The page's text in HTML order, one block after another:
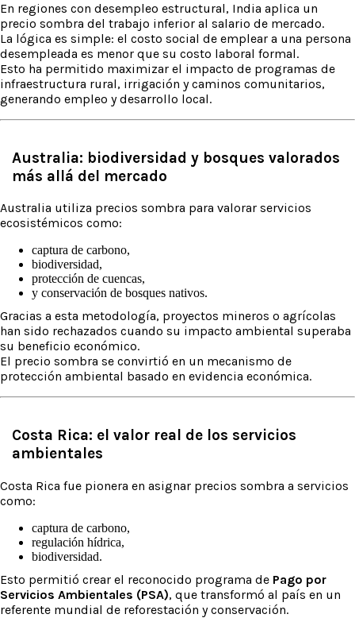
En regiones con desempleo estructural, India aplica un
precio sombra del trabajo inferior al salario de mercado.
La lógica es simple: el costo social de emplear a una persona
desempleada es menor que su costo laboral formal.
Esto ha permitido maximizar el impacto de programas de
infraestructura rural, irrigación y caminos comunitarios,
generando empleo y desarrollo local.
Australia: biodiversidad y bosques valorados
más allá del mercado
Australia utiliza precios sombra para valorar servicios
ecosistémicos como:
captura de carbono,
biodiversidad,
protección de cuencas,
y conservación de bosques nativos.
Gracias a esta metodología, proyectos mineros o agrícolas
han sido rechazados cuando su impacto ambiental superaba
su beneficio económico.
El precio sombra se convirtió en un mecanismo de
protección ambiental basado en evidencia económica.
Costa Rica: el valor real de los servicios
ambientales
Costa Rica fue pionera en asignar precios sombra a servicios
como:
captura de carbono,
regulación hídrica,
biodiversidad.
Esto permitió crear el reconocido programa de Pago por
Servicios Ambientales (PSA), que transformó al país en un
referente mundial de reforestación y conservación.